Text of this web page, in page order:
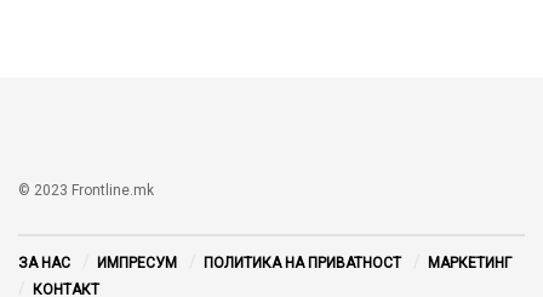
© 2023 Frontline.mk
ЗА НАС ИМПРЕСУМ ПОЛИТИКА НА ПРИВАТНОСТ
МАРКЕТИНГ
КОНТАКТ